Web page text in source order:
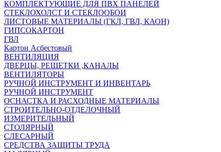
КОМПЛЕКТУЮЩИЕ ДЛЯ ПВХ ПАНЕЛЕЙ
СТЕКЛОХОЛСТ И СТЕКЛООБОИ
ЛИСТОВЫЕ МАТЕРИАЛЫ (ГКЛ, ГВЛ, КАОН)
ГИПСОКАРТОН
ГВЛ
Картон Асбестовый
ВЕНТИЛЯЦИЯ
ДВЕРЦЫ, РЕШЕТКИ ,КАНАЛЫ
ВЕНТИЛЯТОРЫ
РУЧНОЙ ИНСТРУМЕНТ И ИНВЕНТАРЬ
РУЧНОЙ ИНСТРУМЕНТ
ОСНАСТКА И РАСХОДНЫЕ МАТЕРИАЛЫ
СТРОИТЕЛЬНО-ОТДЕЛОЧНЫЙ
ИЗМЕРИТЕЛЬНЫЙ
СТОЛЯРНЫЙ
СЛЕСАРНЫЙ
СРЕДСТВА ЗАЩИТЫ ТРУДА